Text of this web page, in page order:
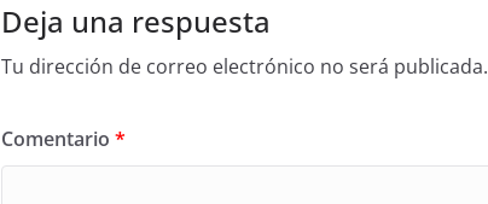
Deja una respuesta
Tu dirección de correo electrónico no será publicada.
Comentario *